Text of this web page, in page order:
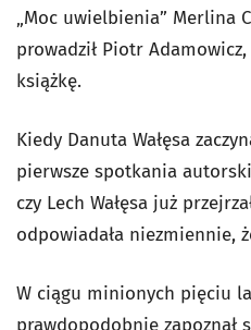
„Moc uwielbienia” Merlina
prowadził Piotr
książkę.
Kiedy Danuta Wałęsa
pierwsze spotkania
czy Lech Wałęsa już
odpowiadała niezmiennie,
W ciągu minionych pięciu
prawdopodobnie zapoznał